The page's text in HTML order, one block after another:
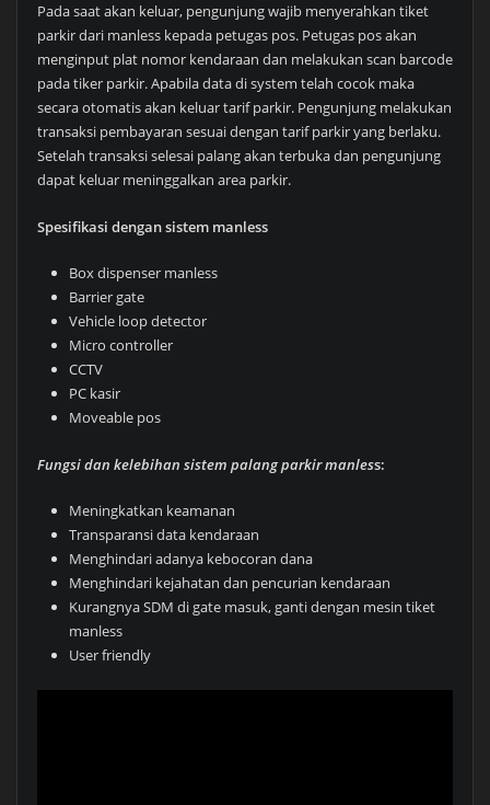
Pada saat akan keluar, pengunjung wajib menyerahkan tiket
parkir dari manless kepada petugas pos. Petugas pos akan
menginput plat nomor kendaraan dan melakukan scan barcode
pada tiker parkir. Apabila data di system telah cocok maka
secara otomatis akan keluar tarif parkir. Pengunjung melakukan
transaksi pembayaran sesuai dengan tarif parkir yang berlaku.
Setelah transaksi selesai palang akan terbuka dan pengunjung
dapat keluar meninggalkan area parkir.
Spesifikasi dengan sistem manless
Box dispenser manless
Barrier gate
Vehicle loop detector
Micro controller
CCTV
PC kasir
Moveable pos
Fungsi dan kelebihan sistem palang parkir manless:
Meningkatkan keamanan
Transparansi data kendaraan
Menghindari adanya kebocoran dana
Menghindari kejahatan dan pencurian kendaraan
Kurangnya SDM di gate masuk, ganti dengan mesin tiket
manless
User friendly